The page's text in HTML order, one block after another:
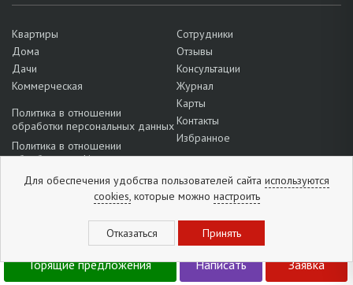
Горящие предложения Написать Заявка
+375 (33) 646-15-28
Квартиры
Дома
Дачи
Коммерческая
Политика в отношении
обработки персональных данных
Политика в отношении
обработки cookie
Подробнее о настройках файлов
Сотрудники
Отзывы
Консультации
Журнал
Карты
Контакты
Избранное
Отзывы: 5из5 (1296 отзывов)
Для обеспечения удобства пользователей сайта используются
cookies,которые можно настроить